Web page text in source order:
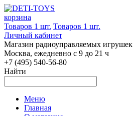
корзина
Товаров 1 шт. Товаров 1 шт.
Личный кабинет
Магазин радиоуправляемых игрушек
Москва, ежедневно с 9 до 21 ч
+7 (495) 540-56-80
Найти
Меню
Главная